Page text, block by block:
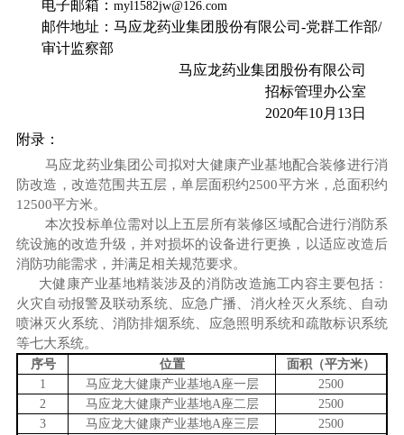
电子邮箱： myl1582jw@126.com
邮件地址：马应龙药业集团股份有限公司 -党群工作部/
审计监察部
马应龙药业集团股份有限公司
招标管理办公室
2020年10月 13日
附录：
马应龙药业集团公司拟对大健康产业基地配合装修进行消
防改造，改造范围共五层，单层面积约2500平方米，总面积约
12500平方米。
本次投标单位需对以上五层所有装修区域配合进行消防系
统设施的改造升级，并对损坏的设备进行更换，以适应改造后
消防功能需求，并满足相关规范要求。
大健康产业基地精装涉及的消防改造施工内容主要包括：
火灾自动报警及联动系统、应急广播、消火栓灭火系统、自动
喷淋灭火系统、消防排烟系统、应急照明系统和疏散标识系统
等七大系统。
序号
位置
面积（平方米）
1
马应龙大健康产业基地A座一层
2500
2
马应龙大健康产业基地A座二层
2500
3
马应龙大健康产业基地A座三层 2500